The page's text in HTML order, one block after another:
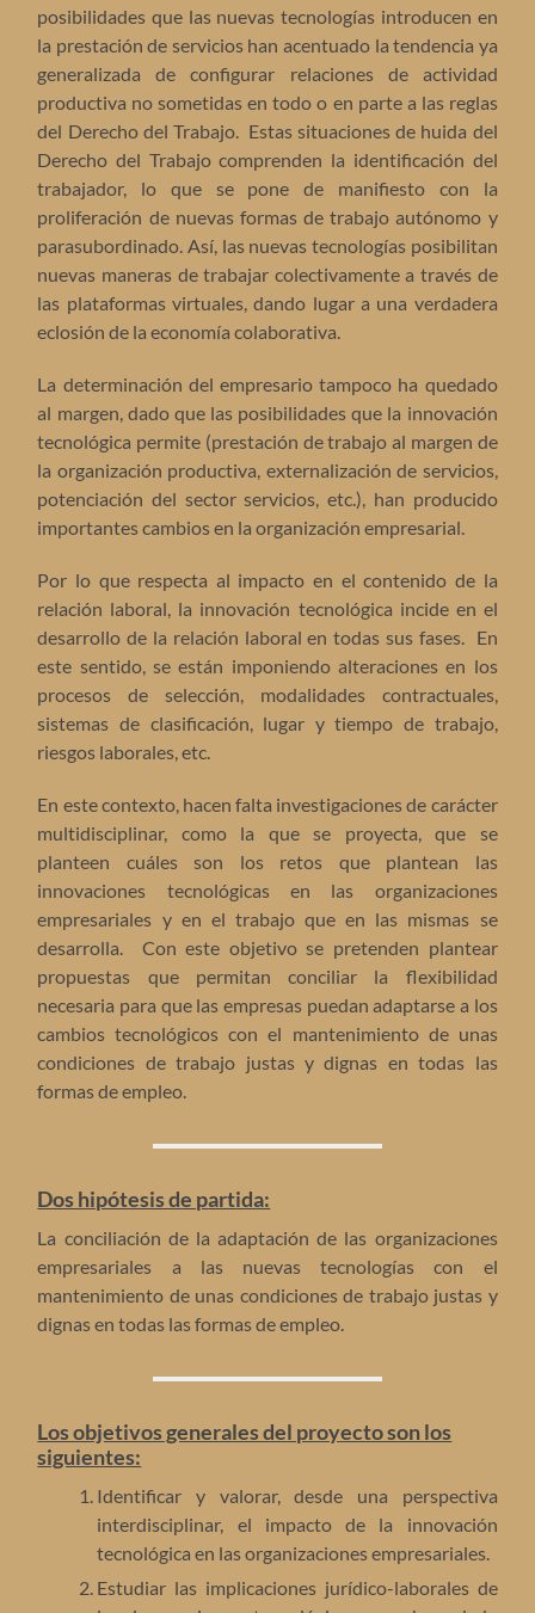
posibilidades que las nuevas tecnologías introducen en
la prestación de servicios han acentuado la tendencia ya
generalizada de configurar relaciones de actividad
productiva no sometidas en todo o en parte a las reglas
del Derecho del Trabajo. Estas situaciones de huida del
Derecho del Trabajo comprenden la identificación del
trabajador, lo que se pone de manifiesto con la
proliferación de nuevas formas de trabajo autónomo y
parasubordinado. Así, las nuevas tecnologías posibilitan
nuevas maneras de trabajar colectivamente a través de
las plataformas virtuales, dando lugar a una verdadera
eclosión de la economía colaborativa.
La determinación del empresario tampoco ha quedado
al margen, dado que las posibilidades que la innovación
tecnológica permite (prestación de trabajo al margen de
la organización productiva, externalización de servicios,
potenciación del sector servicios, etc.), han producido
importantes cambios en la organización empresarial.
Por lo que respecta al impacto en el contenido de la
relación laboral, la innovación tecnológica incide en el
desarrollo de la relación laboral en todas sus fases. En
este sentido, se están imponiendo alteraciones en los
procesos de selección, modalidades contractuales,
sistemas de clasificación, lugar y tiempo de trabajo,
riesgos laborales, etc.
En este contexto, hacen falta investigaciones de carácter
multidisciplinar, como la que se proyecta, que se
planteen cuáles son los retos que plantean las
innovaciones tecnológicas en las organizaciones
empresariales y en el trabajo que en las mismas se
desarrolla. Con este objetivo se pretenden plantear
propuestas que permitan conciliar la flexibilidad
necesaria para que las empresas puedan adaptarse a los
cambios tecnológicos con el mantenimiento de unas
condiciones de trabajo justas y dignas en todas las
formas de empleo.
Dos hipótesis de partida:
La conciliación de la adaptación de las organizaciones
empresariales a las nuevas tecnologías con el
mantenimiento de unas condiciones de trabajo justas y
dignas en todas las formas de empleo.
Los objetivos generales del proyecto son los
siguientes:
Identificar y valorar, desde una perspectiva
interdisciplinar, el impacto de la innovación
tecnológica en las organizaciones empresariales.
Estudiar las implicaciones jurídico-laborales de